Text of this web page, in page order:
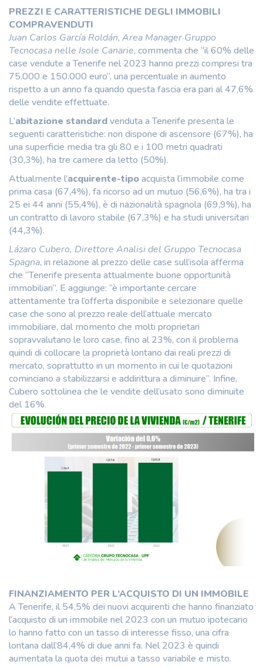
PREZZI E CARATTERISTICHE DEGLI IMMOBILI
COMPRAVENDUTI
Juan Carlos García Roldán, Area Manager Gruppo
Tecnocasa nelle Isole Canarie, commenta che “il 60% delle
case vendute a Tenerife nel 2023 hanno prezzi compresi tra
75.000 e 150.000 euro”, una percentuale in aumento
rispetto a un anno fa quando questa fascia era pari al 47,6%
delle vendite effettuate.
L’abitazione standardvenduta a Tenerife presenta le
seguenti caratteristiche: non dispone di ascensore (67%), ha
una superficie media tra gli 80 e i 100 metri quadrati
(30,3%), ha tre camere da letto (50%).
Attualmente l’acquirente-tipoacquista l’immobile come
prima casa (67,4%), fa ricorso ad un mutuo (56,6%), ha tra i
25 ei 44 anni (55,4%), è di nazionalità spagnola (69,9%), ha
un contratto di lavoro stabile (67,3%) e ha studi universitari
(44,3%).
Lázaro Cubero, Direttore Analisi del Gruppo Tecnocasa
Spagna, in relazione al prezzo delle case sull’isola afferma
che “Tenerife presenta attualmente buone opportunità
immobiliari”. E aggiunge: “è importante cercare
attentamente tra l’offerta disponibile e selezionare quelle
case che sono al prezzo reale dell’attuale mercato
immobiliare, dal momento che molti proprietari
sopravvalutano le loro case, fino al 23%, con il problema
quindi di collocare la proprietà lontano dai reali prezzi di
mercato, soprattutto in un momento in cui le quotazioni
cominciano a stabilizzarsi e addirittura a diminuire”. Infine,
Cubero sottolinea che le vendite dell’usato sono diminuite
del 16%.
FINANZIAMENTO PER L’ACQUISTO DI UN IMMOBILE
A Tenerife, il 54,5% dei nuovi acquirenti che hanno finanziato
l’acquisto di un immobile nel 2023 con un mutuo ipotecario
lo hanno fatto con un tasso di interesse fisso, una cifra
lontana dall’84,4% di due anni fa. Nel 2023 è quindi
aumentata la quota dei mutui a tasso variabile e misto.